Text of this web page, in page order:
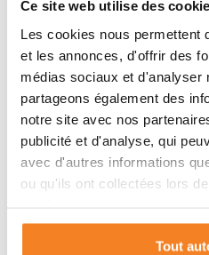
Ce site web utilise des
Les cookies nous permettent
et les annonces, d'offrir des
médias sociaux et d'analyser
partageons également des
notre site avec nos
publicité et d'analyse, qui
avec d'autres informations
ou qu'ils ont collectées lors
Tout
Pièces
Chambres
Cave
Piscine